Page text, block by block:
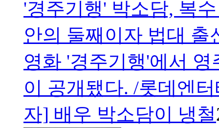
'경주기행' 박소담, 복
안의 둘째이자 법대 출
영화 '경주기행'에서
이 공개됐다. /롯데엔
자] 배우 박소담이 냉철